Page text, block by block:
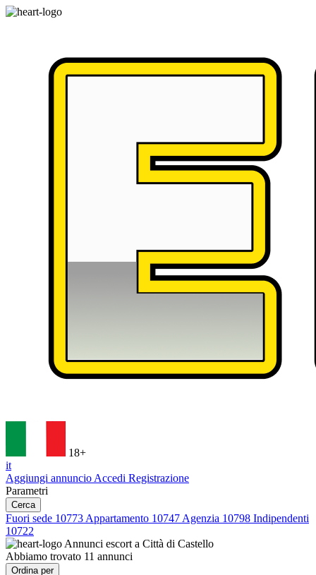
18+
it
Aggiungi annuncio Accedi Registrazione
Parametri
Cerca
Fuori sede 10773 Appartamento 10747 Agenzia 10798 Indipendenti
10722
Annunci escort a Città di Castello
Abbiamo trovato 11 annunci
Ordina per